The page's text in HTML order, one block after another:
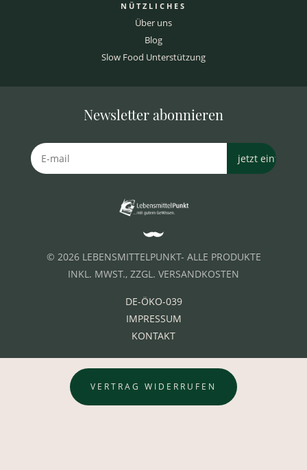
NÜTZLICHES
Über uns
Blog
Slow Food Unterstützung
Newsletter abonnieren
© 2026 LEBENSMITTELPUNKT- ALLE PRODUKTE
INKL. MWST., ZZGL. VERSANDKOSTEN
DE-ÖKO-039
IMPRESSUM
KONTAKT
VERTRAG WIDERRUFEN